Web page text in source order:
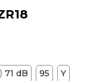
71 dB 95 Y